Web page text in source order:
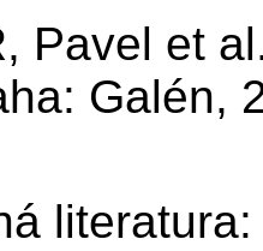
Pavel et
Galén,
literatura: